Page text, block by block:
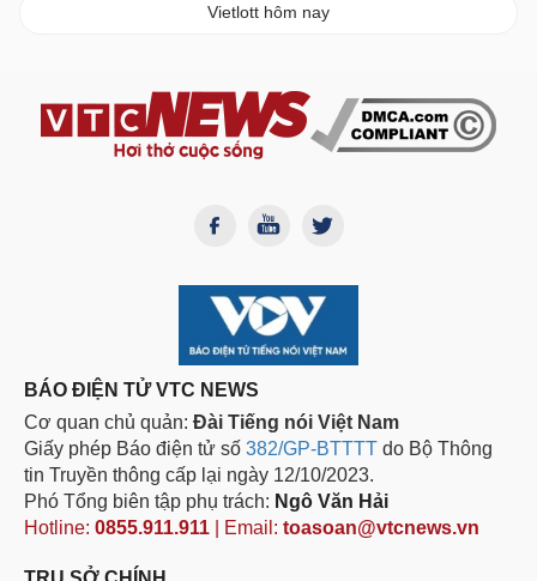
Vietlott hôm nay
BÁO ĐIỆN TỬ VTC NEWS
Cơ quan chủ quản: Đài Tiếng nói Việt Nam
Giấy phép Báo điện tử số 382/GP-BTTTT do Bộ Thông
tin Truyền thông cấp lại ngày 12/10/2023.
Phó Tổng biên tập phụ trách: Ngô Văn Hải
Hotline: 0855.911.911 | Email: toasoan@vtcnews.vn